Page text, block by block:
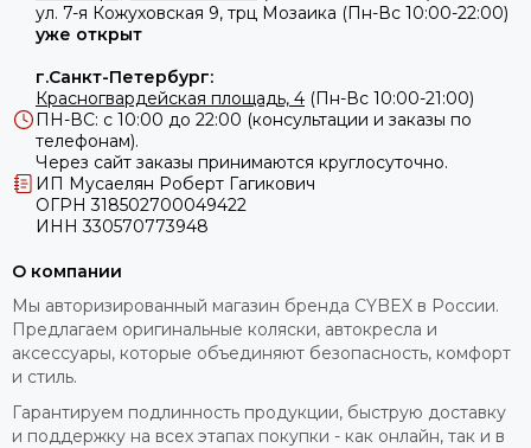
ул. 7-я Кожуховская 9, трц Мозаика (Пн-Вс 10:00-22:00)
уже открыт
г.Санкт-Петербург:
Красногвардейская площадь, 4 (Пн-Вс 10:00-21:00)
ПН-ВС: с 10:00 до 22:00 (консультации и заказы по
телефонам).
Через сайт заказы принимаются круглосуточно.
ИП Мусаелян Роберт Гагикович
ОГРН 318502700049422
ИНН 330570773948
О компании
Мы авторизированный магазин бренда CYBEX в России.
Предлагаем оригинальные коляски, автокресла и
аксессуары, которые объединяют безопасность, комфорт
и стиль.
Гарантируем подлинность продукции, быструю доставку
и поддержку на всех этапах покупки - как онлайн, так и в